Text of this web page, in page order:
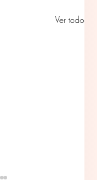
Ver todo